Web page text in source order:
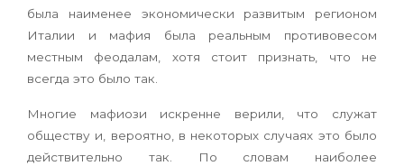
была наименее экономически развитым регионом
Италии и мафия была реальным противовесом
местным феодалам, хотя стоит признать, что не
всегда это было так.
Многие мафиози искренне верили, что служат
обществу и, вероятно, в некоторых случаях это было
действительно так. По словам наиболее